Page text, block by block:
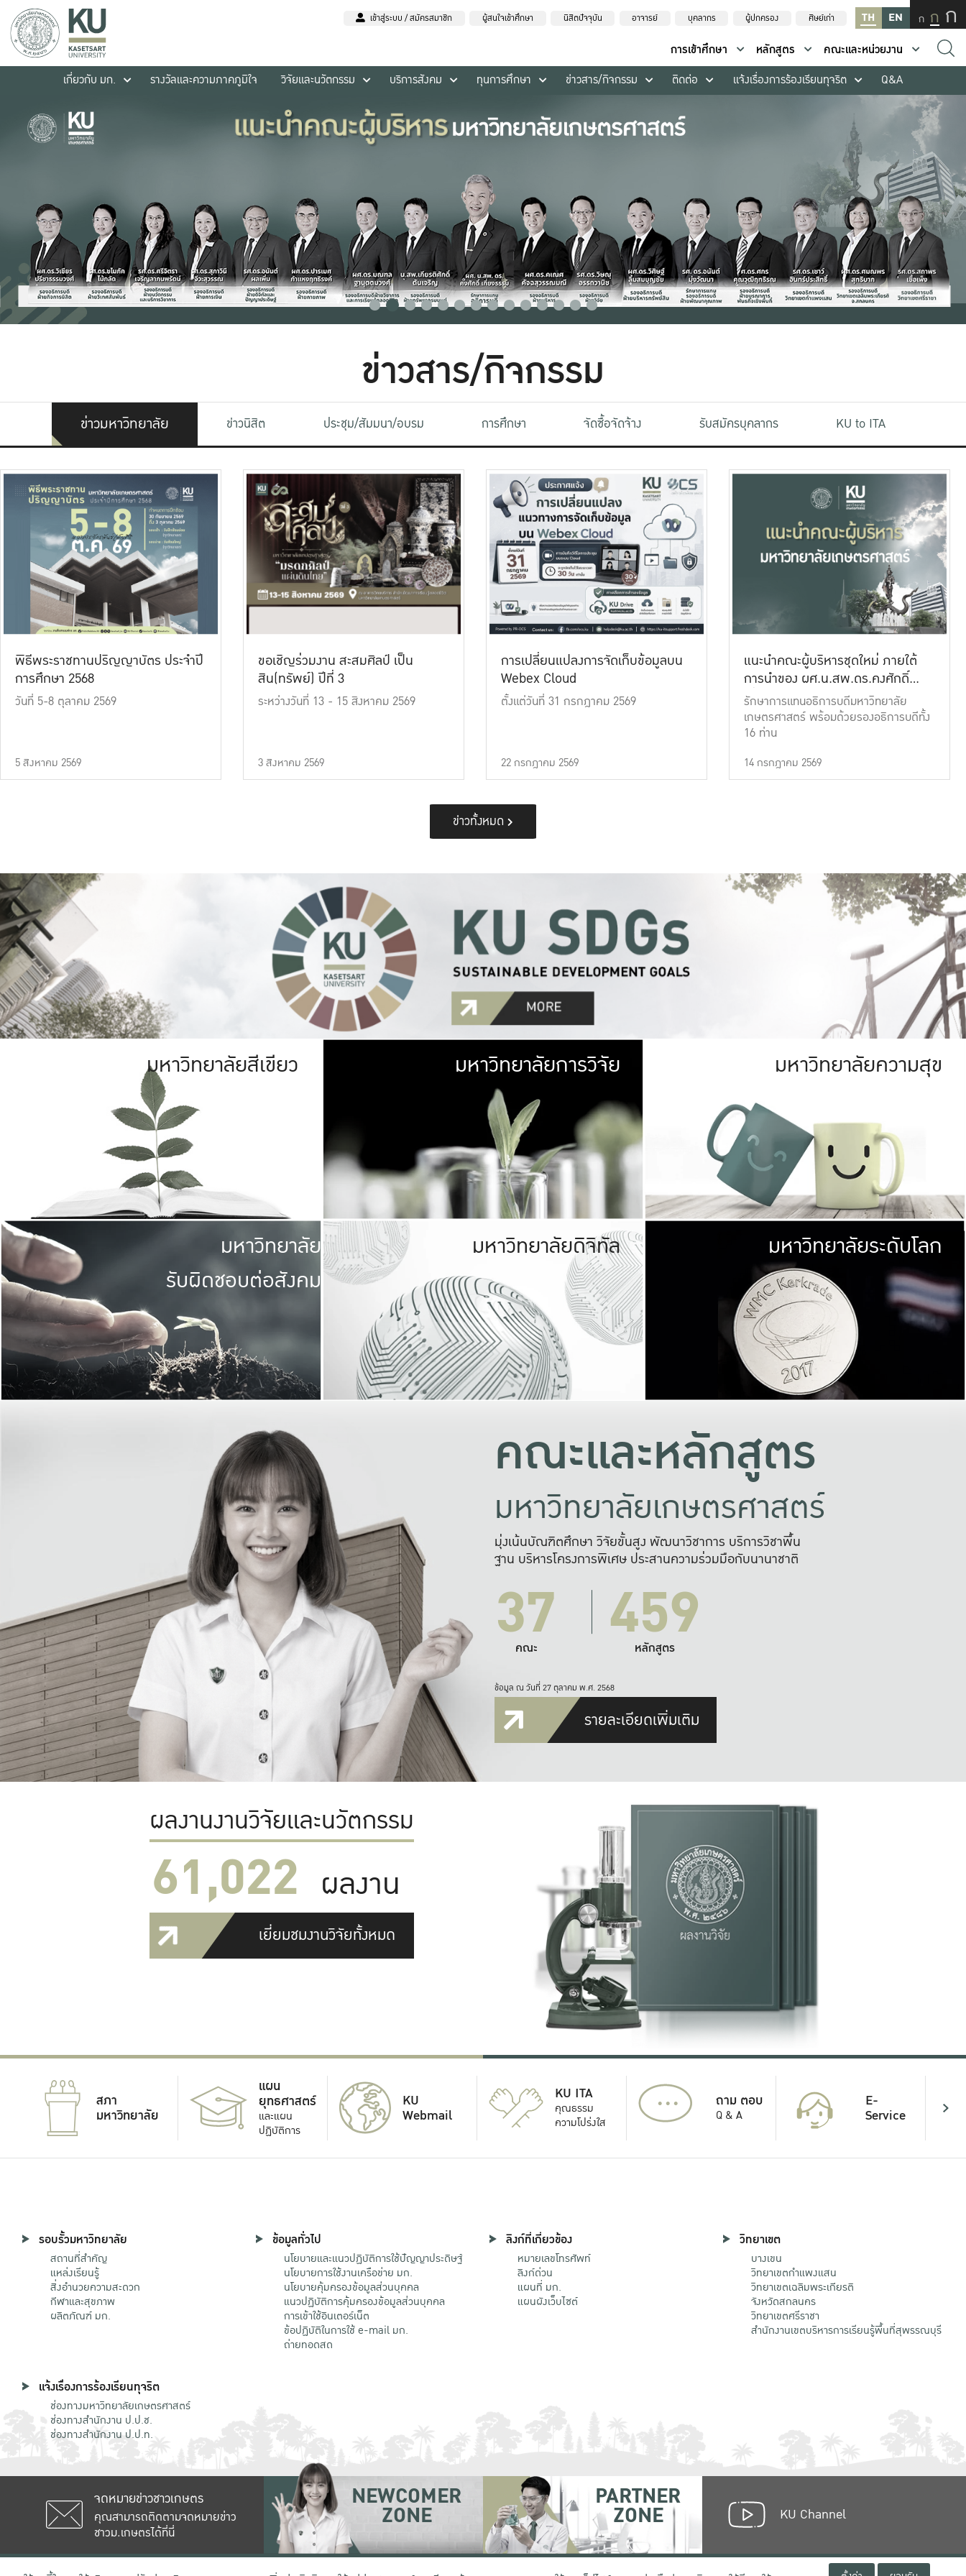
เข้าสู่ระบบ / สมัครสมาชิก ผู้สนใจเข้าศึกษา นิสิตปัจจุบัน อาจารย์ บุคลากร ผู้ปกครอง ศิษย์เก่า TH EN ก ก ก
การเข้าศึกษา หลักสูตร
คณะและหน่วยงาน
เกี่ยวกับ มก.
รางวัลและความภาคภูมิใจ วิจัยและนวัตกรรม บริการสังคม ทุนการศึกษา ข่าวสาร/กิจกรรม ติดต่อ แจ้งเรื่องการร้องเรียนทุจริต Q&A
ข่าวสาร/กิจกรรม
ข่าวมหาวิทยาลัย ข่าวนิสิต ประชุม/สัมมนา/อบรม การศึกษา จัดซื้อจัดจ้าง รับสมัครบุคลากร KU to ITA
พิธีพระราชทานปริญญาบัตร ประจำปี
การศึกษา 2568
วันที่ 5-8 ตุลาคม 2569
5 สิงหาคม 2569
ขอเชิญร่วมงาน สะสมศิลป์ เป็น
สิน(ทรัพย์) ปีที่ 3
ระหว่างวันที่ 13 - 15 สิงหาคม 2569
3 สิงหาคม 2569
การเปลี่ยนแปลงการจัดเก็บข้อมูลบน
Webex Cloud
ตั้งแต่วันที่ 31 กรกฎาคม 2569
22 กรกฎาคม 2569
แนะนำคณะผู้บริหารชุดใหม่ ภายใต้
การนำของ ผศ.น.สพ.ดร.คงศักดิ์
เที่ยงธรรม
รักษาการแทนอธิการบดีมหาวิทยาลัย
เกษตรศาสตร์ พร้อมด้วยรองอธิการบดีทั้ง
16 ท่าน
14 กรกฎาคม 2569
ข่าวทั้งหมด
มหาวิทยาลัยสีเขียว มหาวิทยาลัย
เกษตรศาสตร์ มีพื้นที่เขียวสดใส หนาแน่น
เป็นป่าในเมือง (URBAN FOREST)
เกษตรในเมือง (URBAN AGRICULTURE)
ที่นับรวมกันได้ประมาณ 1,400 ไร่
มหาวิทยาลัยการวิจัย มหาวิทยาลัย
ให้กับประชาชน
มหาวิทยาลัยความสุข
มหาวิทยาลัย
รับผิดชอบต่อสังคม
มหาวิทยาลัยรับผิดชอบต่อสังคม
ร่วมมือกับชุมชน เพื่อความกินดีอยู่ดี
และความสุขอย่างยั่งยืน
มองปัญหาในภาพกว้าง
แก้ไขจากปัญหาจุดเล็กๆ
มหาวิทยาลัยดิจิทัล มหาวิทยา
พร้อมที่จ
และผลักดันในการใช้ระบบส
เพื่อการทำงานแ
มหาวิทยาลัยระดับโลก
คณะและหลักสูตร
มหาวิทยาลัยเกษตรศาสตร์
มุ่งเน้นบัณฑิตศึกษา วิจัยขั้นสูง พัฒนาวิชาการ บริการวิชาพื้น
ฐาน บริหารโครงการพิเศษ ประสานความร่วมมือกับนานาชาติ
37
คณะ 459
หลักสูตร
ข้อมูล ณ วันที่ 27 ตุลาคม พ.ศ. 2568
รายละเอียดเพิ่มเติม
ผลงานงานวิจัยและนวัตกรรม
61,022 ผลงาน
เยี่ยมชมงานวิจัยทั้งหมด
สภา
มหาวิทยาลัย
แผน
ยุทธศาสตร์
และแผน
ปฏิบัติการ
KU
Webmail
KU ITA
คุณธรรม
ความโปร่งใส
... ถาม ตอบ
Q & A
E-
Service
รอบรั้วมหาวิทยาลัย
สถานที่สำคัญ
แหล่งเรียนรู้
สิ่งอำนวยความสะดวก
กีฬาและสุขภาพ
ผลิตภัณฑ์ มก.
ข้อมูลทั่วไป
นโยบายและแนวปฏิบัติการใช้ปัญญาประดิษฐ์
นโยบายการใช้งานเครือข่าย มก.
นโยบายคุ้มครองข้อมูลส่วนบุคคล
แนวปฏิบัติการคุ้มครองข้อมูลส่วนบุคคล
การเข้าใช้อินเตอร์เน็ต
ข้อปฏิบัติในการใช้ e-mail มก.
ถ่ายทอดสด
ลิงก์ที่เกี่ยวข้อง
หมายเลขโทรศัพท์
ลิงก์ด่วน
แผนที่ มก.
แผนผังเว็บไซต์
วิทยาเขต
บางเขน
วิทยาเขตกําแพงแสน
วิทยาเขตเฉลิมพระเกียรติ
จังหวัดสกลนคร
วิทยาเขตศรีราชา
สำนักงานเขตบริหารการเรียนรู้พื้นที่สุพรรณบุรี
แจ้งเรื่องการร้องเรียนทุจริต
ช่องทางมหาวิทยาลัยเกษตรศาสตร์
ช่องทางสำนักงาน ป.ป.ช.
ช่องทางสำนักงาน ป.ป.ท.
จดหมายข่าวชาวเกษตร
คุณสามารถติดตามจดหมายข่าว
ชาวม.เกษตรได้ที่นี่
NEWCOMER
ZONE
PARTNER
ZONE KU Channel